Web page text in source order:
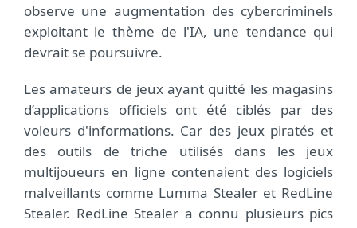
observe une augmentation des cybercriminels
exploitant le thème de l'IA, une tendance qui
devrait se poursuivre.
Les amateurs de jeux ayant quitté les magasins
d’applications officiels ont été ciblés par des
voleurs d'informations. Car des jeux piratés et
des outils de triche utilisés dans les jeux
multijoueurs en ligne contenaient des logiciels
malveillants comme Lumma Stealer et RedLine
Stealer. RedLine Stealer a connu plusieurs pics